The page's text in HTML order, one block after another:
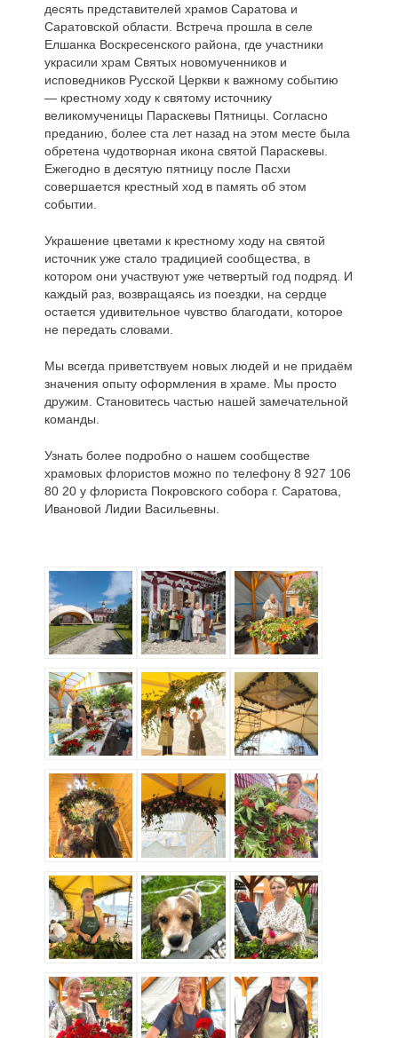
десять представителей храмов Саратова и
Саратовской области. Встреча прошла в селе
Елшанка Воскресенского района, где участники
украсили храм Святых новомученников и
исповедников Русской Церкви к важному событию
— крестному ходу к святому источнику
великомученицы Параскевы Пятницы. Согласно
преданию, более ста лет назад на этом месте была
обретена чудотворная икона святой Параскевы.
Ежегодно в десятую пятницу после Пасхи
совершается крестный ход в память об этом
событии.
Украшение цветами к крестному ходу на святой
источник уже стало традицией сообщества, в
котором они участвуют уже четвертый год подряд. И
каждый раз, возвращаясь из поездки, на сердце
остается удивительное чувство благодати, которое
не передать словами.
Мы всегда приветствуем новых людей и не придаём
значения опыту оформления в храме. Мы просто
дружим. Становитесь частью нашей замечательной
команды.
Узнать более подробно о нашем сообществе
храмовых флористов можно по телефону 8 927 106
80 20 у флориста Покровского собора г. Саратова,
Ивановой Лидии Васильевны.